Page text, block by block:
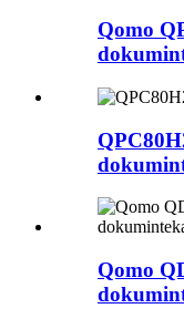
Qomo
Qomo